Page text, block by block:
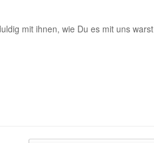
mit ihnen, wie Du es mit uns warst